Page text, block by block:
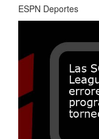
ESPN Deportes